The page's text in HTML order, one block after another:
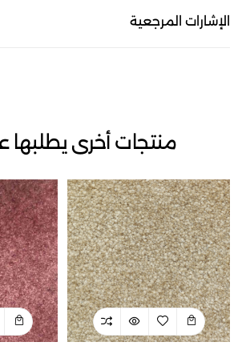
الإشارات المرجعية
منتجات أخرى يطلبها